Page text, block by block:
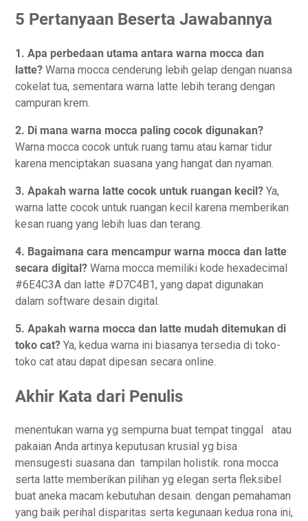
5 Pertanyaan Beserta Jawabannya
1. Apa perbedaan utama antara warna mocca dan
latte? Warna mocca cenderung lebih gelap dengan nuansa
cokelat tua, sementara warna latte lebih terang dengan
campuran krem.
2. Di mana warna mocca paling cocok digunakan?
Warna mocca cocok untuk ruang tamu atau kamar tidur
karena menciptakan suasana yang hangat dan nyaman.
3. Apakah warna latte cocok untuk ruangan kecil? Ya,
warna latte cocok untuk ruangan kecil karena memberikan
kesan ruang yang lebih luas dan terang.
4. Bagaimana cara mencampur warna mocca dan latte
secara digital? Warna mocca memiliki kode hexadecimal
#6E4C3A dan latte #D7C4B1, yang dapat digunakan
dalam software desain digital.
5. Apakah warna mocca dan latte mudah ditemukan di
toko cat? Ya, kedua warna ini biasanya tersedia di toko-
toko cat atau dapat dipesan secara online.
Akhir Kata dari Penulis
menentukan warna yg sempurna buat tempat tinggal atau
pakaian Anda artinya keputusan krusial yg bisa
mensugesti suasana dan tampilan holistik. rona mocca
serta latte memberikan pilihan yg elegan serta fleksibel
buat aneka macam kebutuhan desain. dengan pemahaman
yang baik perihal disparitas serta kegunaan kedua rona ini,